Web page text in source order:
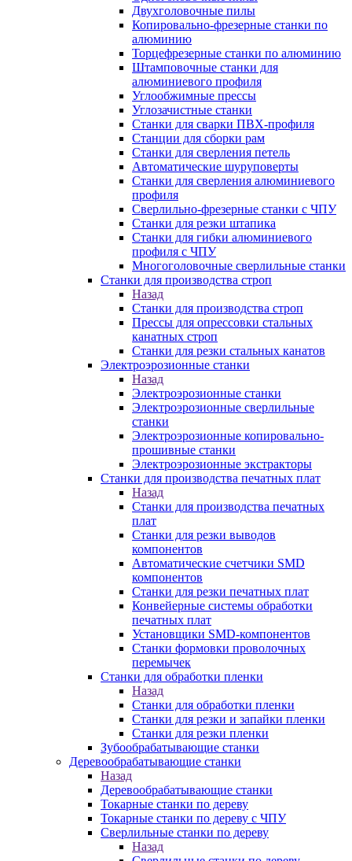
Двухголовочные пилы
Копировально-фрезерные станки по
алюминию
Торцефрезерные станки по алюминию
Штамповочные станки для
алюминиевого профиля
Углообжимные прессы
Углозачистные станки
Станки для сварки ПВХ-профиля
Станции для сборки рам
Станки для сверления петель
Автоматические шуруповерты
Станки для сверления алюминиевого
профиля
Сверлильно-фрезерные станки с ЧПУ
Станки для резки штапика
Станки для гибки алюминиевого
профиля с ЧПУ
Многоголовочные сверлильные станки
Станки для производства строп
Назад
Станки для производства строп
Прессы для опрессовки стальных
канатных строп
Станки для резки стальных канатов
Электроэрозионные станки
Назад
Электроэрозионные станки
Электроэрозионные сверлильные
станки
Электроэрозионные копировально-
прошивные станки
Электроэрозионные экстракторы
Станки для производства печатных плат
Назад
Станки для производства печатных
плат
Станки для резки выводов
компонентов
Автоматические счетчики SMD
компонентов
Станки для резки печатных плат
Конвейерные системы обработки
печатных плат
Установщики SMD-компонентов
Станки формовки проволочных
перемычек
Станки для обработки пленки
Назад
Станки для обработки пленки
Станки для резки и запайки пленки
Станки для резки пленки
Зубообрабатывающие станки
Деревообрабатывающие станки
Назад
Деревообрабатывающие станки
Токарные станки по дереву
Токарные станки по дереву с ЧПУ
Сверлильные станки по дереву
Назад